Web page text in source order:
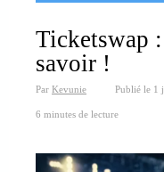
Ticketswap
savoir !
Par Kevunie Publié le 1
6 minutes de lecture